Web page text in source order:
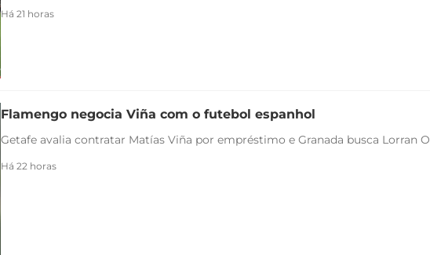
Há 21 horas
Flamengo negocia Viña com o futebol espanhol
Getafe avalia contratar Matías Viña por empréstimo e Granada busca Lorran O
Há 22 horas